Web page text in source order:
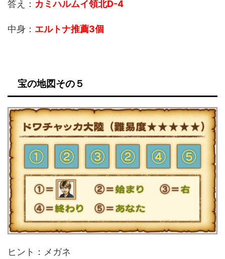
答え： カミハルムイ領北D-4
中身： エルトナ推薦3個
宝の地図その５
ヒント：メガネ